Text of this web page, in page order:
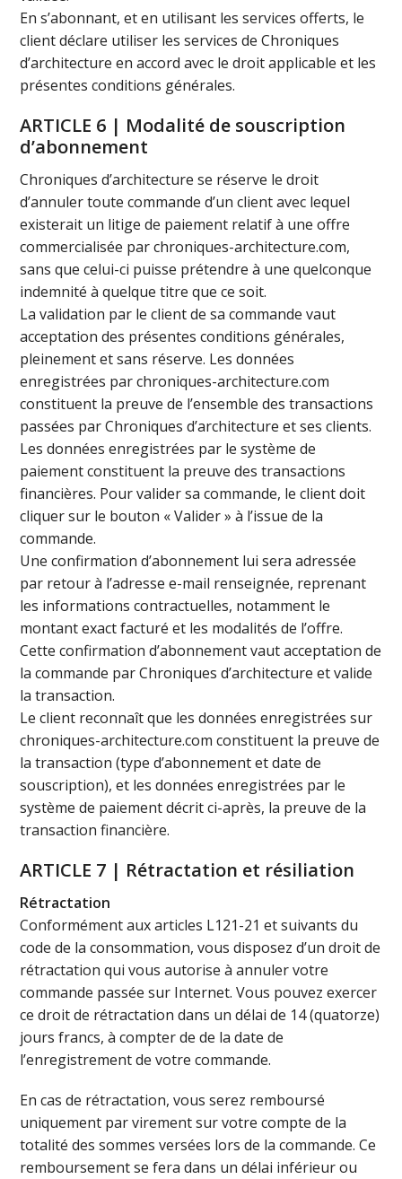
En s’abonnant, et en utilisant les services offerts, le
client déclare utiliser les services de Chroniques
d’architecture en accord avec le droit applicable et les
présentes conditions générales.
ARTICLE 6 | Modalité de souscription
d’abonnement
Chroniques d’architecture se réserve le droit
d’annuler toute commande d’un client avec lequel
existerait un litige de paiement relatif à une offre
commercialisée par chroniques-architecture.com,
sans que celui-ci puisse prétendre à une quelconque
indemnité à quelque titre que ce soit.
La validation par le client de sa commande vaut
acceptation des présentes conditions générales,
pleinement et sans réserve. Les données
enregistrées par chroniques-architecture.com
constituent la preuve de l’ensemble des transactions
passées par Chroniques d’architecture et ses clients.
Les données enregistrées par le système de
paiement constituent la preuve des transactions
financières. Pour valider sa commande, le client doit
cliquer sur le bouton « Valider » à l’issue de la
commande.
Une confirmation d’abonnement lui sera adressée
par retour à l’adresse e-mail renseignée, reprenant
les informations contractuelles, notamment le
montant exact facturé et les modalités de l’offre.
Cette confirmation d’abonnement vaut acceptation de
la commande par Chroniques d’architecture et valide
la transaction.
Le client reconnaît que les données enregistrées sur
chroniques-architecture.com constituent la preuve de
la transaction (type d’abonnement et date de
souscription), et les données enregistrées par le
système de paiement décrit ci-après, la preuve de la
transaction financière.
ARTICLE 7 | Rétractation et résiliation
Rétractation
Conformément aux articles L121-21 et suivants du
code de la consommation, vous disposez d’un droit de
rétractation qui vous autorise à annuler votre
commande passée sur Internet. Vous pouvez exercer
ce droit de rétractation dans un délai de 14 (quatorze)
jours francs, à compter de de la date de
l’enregistrement de votre commande.
En cas de rétractation, vous serez remboursé
uniquement par virement sur votre compte de la
totalité des sommes versées lors de la commande. Ce
remboursement se fera dans un délai inférieur ou